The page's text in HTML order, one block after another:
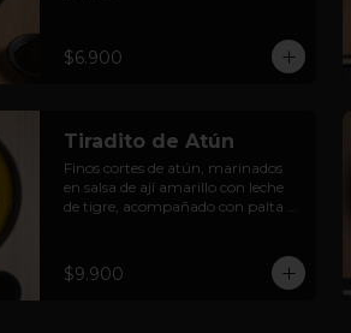
$6.900
Tiradito de Atún
Finos cortes de atún, marinados
en salsa de ají amarillo con leche
de tigre, acompañado con palta y
$9.900